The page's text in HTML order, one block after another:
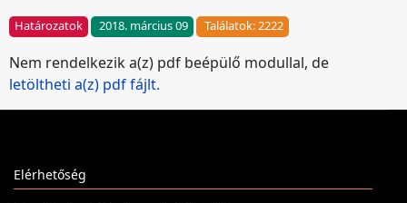
2026
Határozatok 2018. március 09 Találatok: 2222
Nem rendelkezik a(z) pdf beépülő modullal, de
letöltheti a(z) pdf fájlt.
Elérhetőség